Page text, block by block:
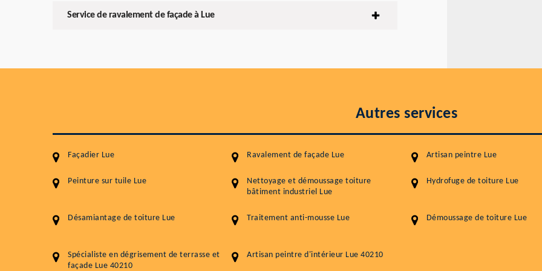
Service de ravalement de façade à Lue
Autres services
Façadier Lue Ravalement de façade Lue Artisan peintre Lue
Peinture sur tuile Lue
Nettoyage et démoussage toiture
bâtiment industriel Lue
Hydrofuge de toiture Lue
Désamiantage de toiture Lue Traitement anti-mousse Lue Démoussage de toiture Lue
Spécialiste en dégrisement de terrasse et
façade Lue 40210
Artisan peintre d'intérieur Lue 40210